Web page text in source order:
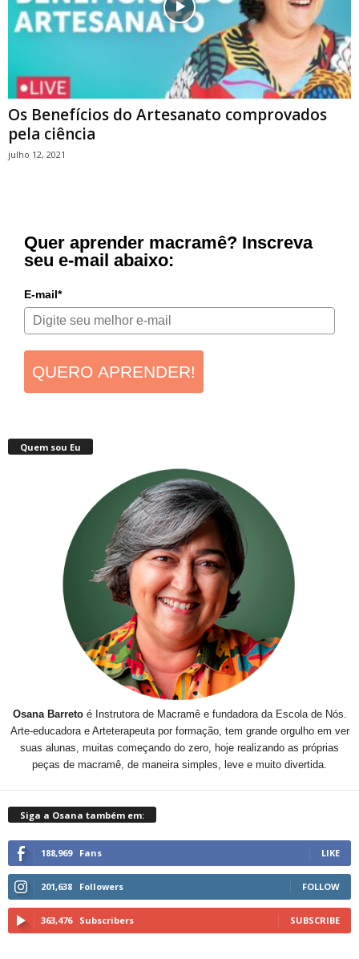
Os Benefícios do Artesanato comprovados
pela ciência
julho 12, 2021
Quer aprender macramê? Inscreva
seu e-mail abaixo:
E-mail*
QUERO APRENDER!
Quem sou Eu
Osana Barretoé Instrutora de Macramê e fundadora da Escola de Nós.
Arte-educadora e Arteterapeuta por formação, tem grande orgulho em ver
suas alunas, muitas começando do zero, hoje realizando as próprias
peças de macramê, de maneira simples, leve e muito divertida.
Siga a Osana também em:
188,969 Fans LIKE
201,638 Followers FOLLOW
363,476 Subscribers SUBSCRIBE